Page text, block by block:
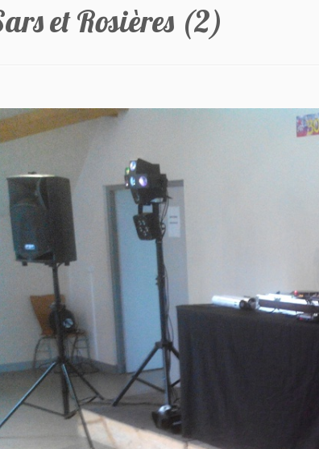
et Rosières (2)